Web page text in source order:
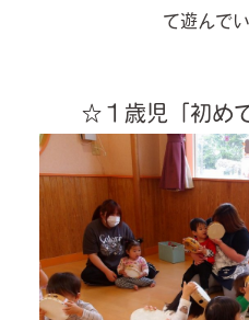
て遊んで
☆１歳児「初め